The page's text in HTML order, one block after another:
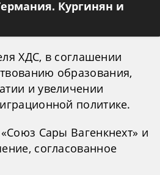
Кургинян и
ХДС, в соглашении
образования,
и увеличении
политике.
Сары Вагенкнехт» и
согласованное